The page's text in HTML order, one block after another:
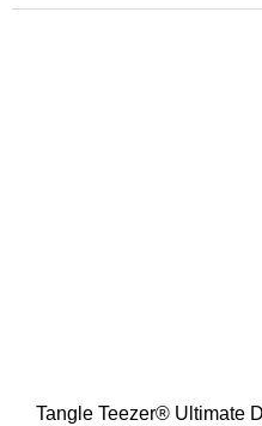
Tangle Teezer® Ultimate